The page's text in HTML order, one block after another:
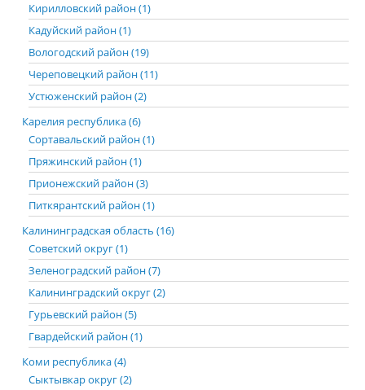
Кирилловский район (1)
Кадуйский район (1)
Вологодский район (19)
Череповецкий район (11)
Устюженский район (2)
Карелия республика (6)
Сортавальский район (1)
Пряжинский район (1)
Прионежский район (3)
Питкярантский район (1)
Калининградская область (16)
Советский округ (1)
Зеленоградский район (7)
Калининградский округ (2)
Гурьевский район (5)
Гвардейский район (1)
Коми республика (4)
Сыктывкар округ (2)